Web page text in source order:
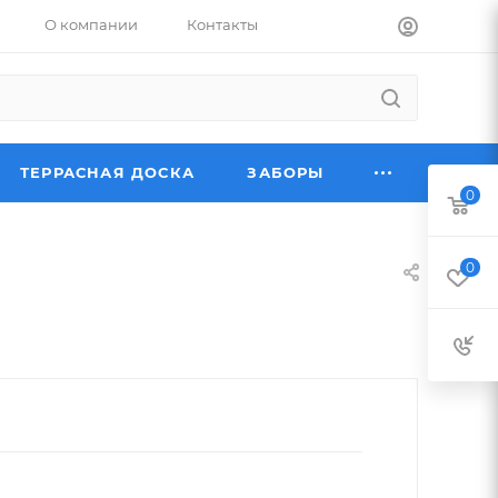
О компании Контакты
ТЕРРАСНАЯ ДОСКА ЗАБОРЫ
0
0